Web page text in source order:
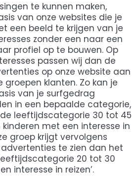
te kunnen maken,
van onze websites die je
een beeld te krijgen van je
zonder een naar een
profiel op te bouwen. Op
passen wij dan de
op onze website aan
groepen klanten. Zo kan je
van je surfgedrag
in een bepaalde categorie,
de leeftijdscategorie 30 tot 45
met een interesse in
groep krijgt vervolgens
te zien dan het
20 tot 30
interesse in reizen’.